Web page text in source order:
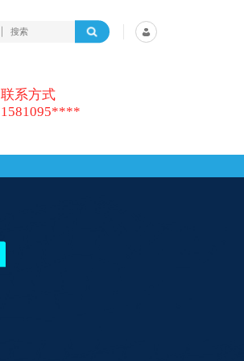
联系方式
1581095****